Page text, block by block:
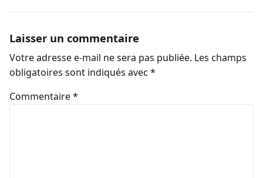
Laisser un commentaire
Votre adresse e-mail ne sera pas publiée. Les champs
obligatoires sont indiqués avec *
Commentaire*